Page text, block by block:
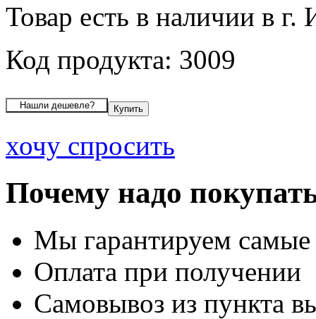
Товар есть в наличии в г.
Код продукта: 3009
хочу спросить
Почему надо
Мы гарантируем
Оплата при получении
Самовывоз из пункта